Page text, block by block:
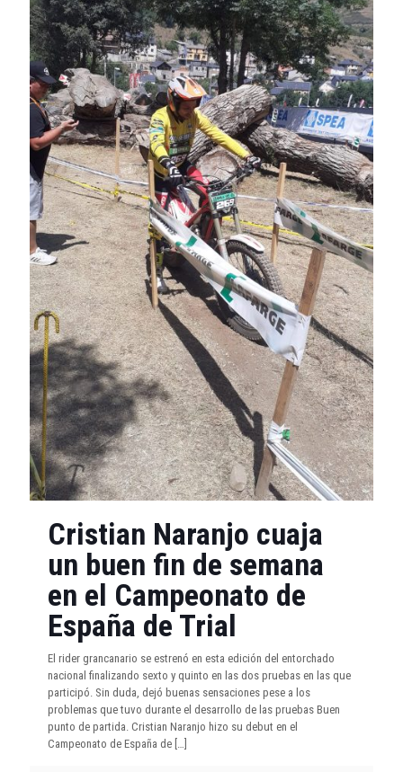
Cristian Naranjo cuaja
un buen fin de semana
en el Campeonato de
España de Trial
El rider grancanario se estrenó en esta edición del entorchado
nacional finalizando sexto y quinto en las dos pruebas en las que
participó. Sin duda, dejó buenas sensaciones pese a los
problemas que tuvo durante el desarrollo de las pruebas Buen
punto de partida. Cristian Naranjo hizo su debut en el
Campeonato de España de